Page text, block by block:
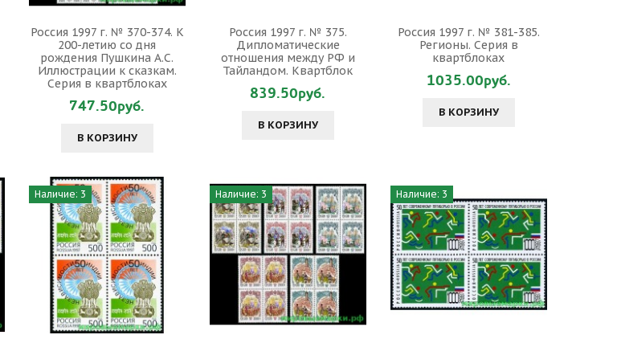
Россия 1997 г. № 370-374. К
200-летию со дня
рождения Пушкина А.С.
Иллюстрации к сказкам.
Серия в квартблоках
747.50руб.
В КОРЗИНУ
Россия 1997 г. № 375.
Дипломатические
отношения между РФ и
Тайландом. Квартблок
839.50руб.
В КОРЗИНУ
Россия 1997 г. № 381-385.
Регионы. Серия в
квартблоках
1035.00руб.
В КОРЗИНУ
Наличие: 3 Наличие: 3 Наличие: 3